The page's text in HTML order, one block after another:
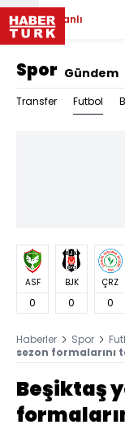
Canlı
Spor Gündem
Transfer Futbol
ASF
0
BJK
0
ÇRZ
0
Haberler Spor
sezon formalarını
Beşiktaş